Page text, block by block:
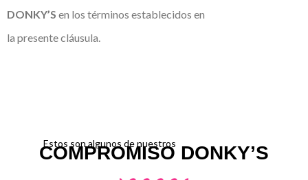
DONKY’S en los términos establecidos en
la presente cláusula.
Estos son algunos de nuestros
COMPROMISO DONKY’S